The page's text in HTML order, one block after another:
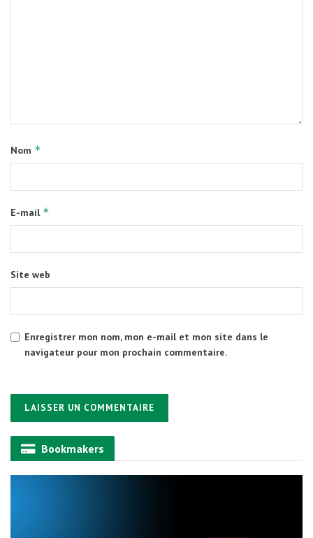
Nom *
E-mail *
Site web
Enregistrer mon nom, mon e-mail et mon site dans le
navigateur pour mon prochain commentaire.
Alternative:Bookmakers